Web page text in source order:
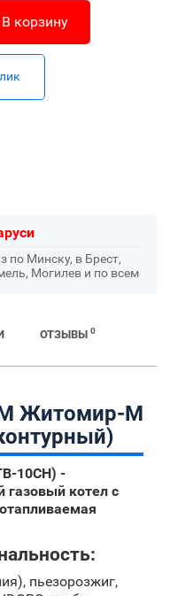
В корзину
по Минску, в Брест,
Могилев и по всем
ОТЗЫВЫ 0
Житомир-М
10СН) -
газовый котел с
пьезорозжиг,